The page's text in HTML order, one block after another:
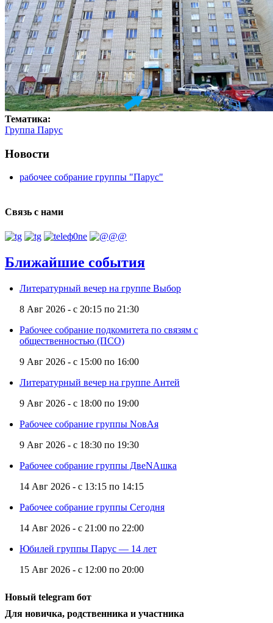
Тематика:
Группа Парус
Новости
рабочее собрание группы "Парус"
Связь с нами
Ближайшие события
Литературный вечер на группе Выбор
8 Авг 2026 - с 20:15 по 21:30
Рабочее собрание подкомитета по связям с
общественностью (ПСО)
9 Авг 2026 - с 15:00 по 16:00
Литературный вечер на группе Антей
9 Авг 2026 - с 18:00 по 19:00
Рабочее собрание группы NовАя
9 Авг 2026 - с 18:30 по 19:30
Рабочее собрание группы ДвеNAшка
14 Авг 2026 - с 13:15 по 14:15
Рабочее собрание группы Сегодня
14 Авг 2026 - с 21:00 по 22:00
Юбилей группы Парус — 14 лет
15 Авг 2026 - с 12:00 по 20:00
Новый telegram бот
Для новичка, родственника и участника